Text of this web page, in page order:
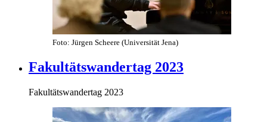
Foto: Jürgen Scheere (Universität Jena)
Fakultätswandertag 2023
Fakultätswandertag 2023